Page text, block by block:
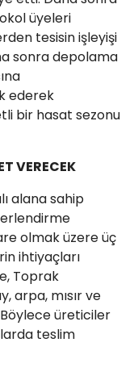
üyeleri
tesisin işleyişi
sonra depolama
ederek
bir hasat sezonu
VERECEK
alana sahip
olmak üzere üç
ihtiyaçları
Toprak
arpa, mısır ve
Böylece üreticiler
teslim